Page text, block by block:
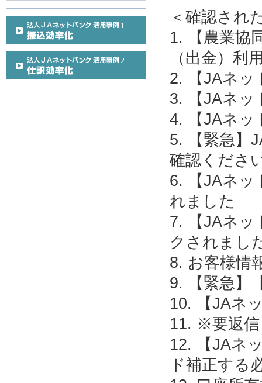
＜確認され
1. 【農業協
（出金）利
2. 【JAネッ
3. 【JAネッ
4. 【JAネッ
5. 【緊急】
確認くださ
6. 【JAネッ
れました
7. 【JAネッ
クされまし
8. お客様情
9. 【緊急】
10. 【JAネ
11. ※要返
12. 【JAネ
ド補正する